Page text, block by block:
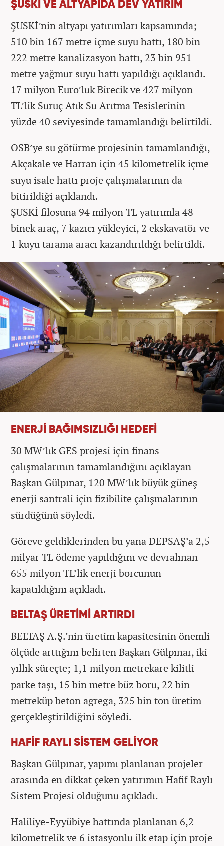
ŞUSKİ VE ALTYAPIDA DEV YATIRIM
ŞUSKİ’nin altyapı yatırımları kapsamında;
510 bin 167 metre içme suyu hattı, 180 bin
222 metre kanalizasyon hattı, 23 bin 951
metre yağmur suyu hattı yapıldığı açıklandı.
17 milyon Euro’luk Birecik ve 427 milyon
TL’lik Suruç Atık Su Arıtma Tesislerinin
yüzde 40 seviyesinde tamamlandığı belirtildi.
OSB’ye su götürme projesinin tamamlandığı,
Akçakale ve Harran için 45 kilometrelik içme
suyu isale hattı proje çalışmalarının da
bitirildiği açıklandı.
ŞUSKİ filosuna 94 milyon TL yatırımla 48
binek araç, 7 kazıcı yükleyici, 2 ekskavatör ve
1 kuyu tarama aracı kazandırıldığı belirtildi.
ENERJİ BAĞIMSIZLIĞI HEDEFİ
30 MW’lık GES projesi için finans
çalışmalarının tamamlandığını açıklayan
Başkan Gülpınar, 120 MW’lık büyük güneş
enerji santrali için fizibilite çalışmalarının
sürdüğünü söyledi.
Göreve geldiklerinden bu yana DEPSAŞ’a 2,5
milyar TL ödeme yapıldığını ve devralınan
655 milyon TL’lik enerji borcunun
kapatıldığını açıkladı.
BELTAŞ ÜRETİMİ ARTIRDI
BELTAŞ A.Ş.’nin üretim kapasitesinin önemli
ölçüde arttığını belirten Başkan Gülpınar, iki
yıllık süreçte; 1,1 milyon metrekare kilitli
parke taşı, 15 bin metre büz boru, 22 bin
metreküp beton agrega, 325 bin ton üretim
gerçekleştirildiğini söyledi.
HAFİF RAYLI SİSTEM GELİYOR
Başkan Gülpınar, yapımı planlanan projeler
arasında en dikkat çeken yatırımın Hafif Raylı
Sistem Projesi olduğunu açıkladı.
Haliliye-Eyyübiye hattında planlanan 6,2
kilometrelik ve 6 istasyonlu ilk etap için proje